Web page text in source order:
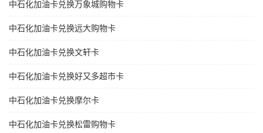
中石化加油卡兑换万象城购物卡
中石化加油卡兑换远大购物卡
中石化加油卡兑换文轩卡
中石化加油卡兑换好又多超市卡
中石化加油卡兑换摩尔卡
中石化加油卡兑换松雷购物卡